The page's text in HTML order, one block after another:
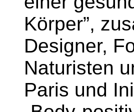
Körper”,
Designer,
Naturisten
Paris und